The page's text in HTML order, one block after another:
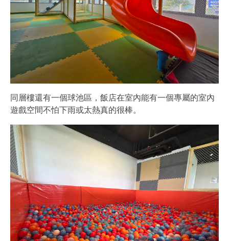
同層樓還有一個球池區，飯店在室內能有一個專屬的室內
遊戲空間不怕下雨或太熱真的很棒。